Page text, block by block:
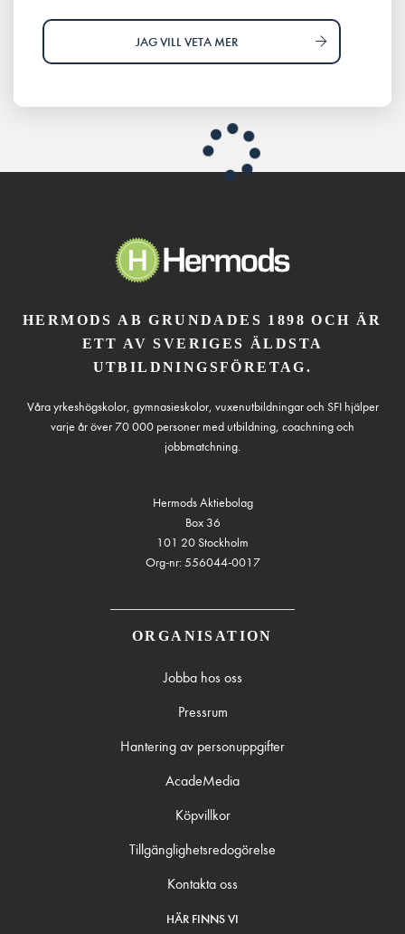
JAG VILL VETA MER
HERMODS AB GRUNDADES 1898 OCH ÄR
ETT AV SVERIGES ÄLDSTA
UTBILDNINGSFÖRETAG.
Våra yrkeshögskolor, gymnasieskolor, vuxenutbildningar och SFI hjälper
varje år över 70 000 personer med utbildning, coachning och
jobbmatchning.
Hermods Aktiebolag
Box 36
101 20 Stockholm
Org-nr: 556044-0017
ORGANISATION
Jobba hos oss
Pressrum
Hantering av personuppgifter
AcadeMedia
Köpvillkor
Tillgänglighetsredogörelse
Kontakta oss
HÄR FINNS VI